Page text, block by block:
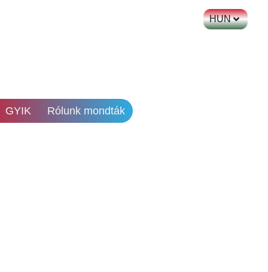
GYIK Rólunk mondták
HUN